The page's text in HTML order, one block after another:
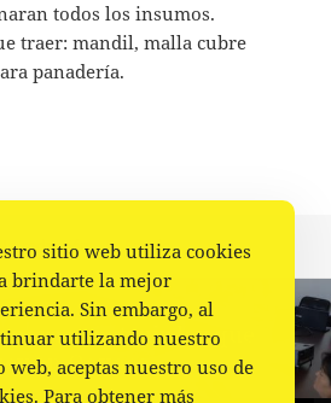
todos los insumos.
traer: mandil, malla cubre
panadería.
Autor
La redacción Categorías
Estado
para construir ley que
en Oaxaca
sitio web utiliza cookies
brindarte la mejor
Sin embargo, al
utilizando nuestro
web, aceptas nuestro uso de
Para obtener más